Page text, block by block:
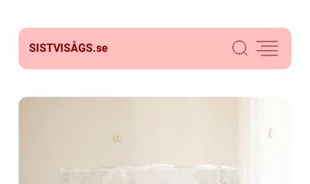
SISTVISÅGS.se